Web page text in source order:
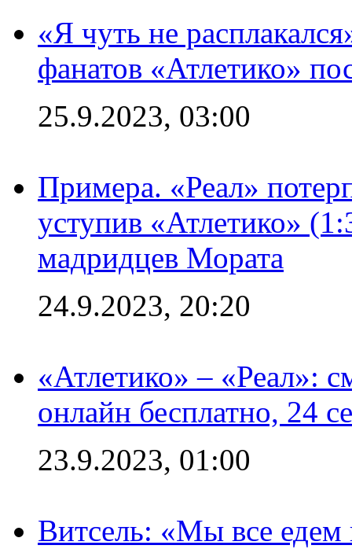
«Я чуть не
фанатов «Атлетико»
25.9.2023, 03:00
Примера. «Реал»
уступив «Атлетико»
мадридцев Мората
24.9.2023, 20:20
«Атлетико» – «Реал»:
онлайн бесплатно, 24
23.9.2023, 01:00
Витсель: «Мы все едем